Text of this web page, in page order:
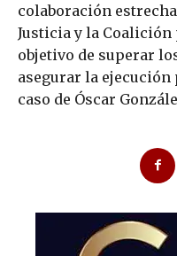
colaboración
Justicia y la Coalición
objetivo de superar
asegurar la ejecución
caso de Óscar